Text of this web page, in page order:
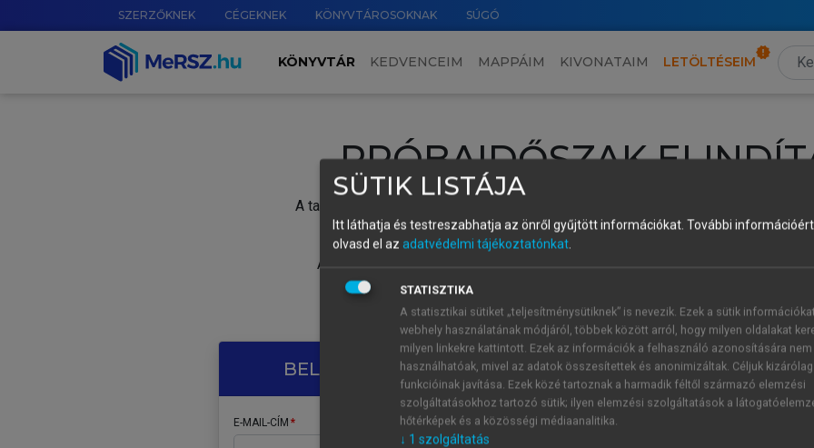
SZERZŐKNEK CÉGEKNEK KÖNYVTÁROSOKNAK SÚGÓ
KÖNYVTÁR KEDVENCEIM MAPPÁIM KIVONATAIM LETÖLTÉSEIM
PRÓBAIDŐSZAK
A tartalom megtekintéséhez lépj be a saját fiókoddal, iskolai azonosítóddal vagy
Új felhasználóként1 óra díjmentes hozzáférésrevagy
A próbaidőszak elindításához,
vagy hozz
A regisztráció után a
BELÉPÉS SAJÁT FIÓKKAL
E-MAIL-CÍM
ÚJ FIÓK
1 óra
SÜTIK LISTÁJA
Itt láthatja és testreszabhatja az önről gyűjtött információkat. További
olvasd el az adatvédelmi tájékoztatónkat.
STATISZTIKA
A statisztikai sütiket „teljesítménysütiknek” is nevezik. Ezek a sütik
webhely használatának módjáról, többek között arról, hogy milyen oldalakat
milyen linkekre kattintott. Ezek az információk a felhasználó azonosítására nem
használhatóak, mivel az adatok összesítettek és anonimizáltak. Céljuk
funkcióinak javítása. Ezek közé tartoznak a harmadik féltől származó elemzési
szolgáltatásokhoz tartozó sütik; ilyen elemzési szolgáltatások a
hőtérképek és a közösségi médiaanalitika.
↓ 1 szolgáltatás